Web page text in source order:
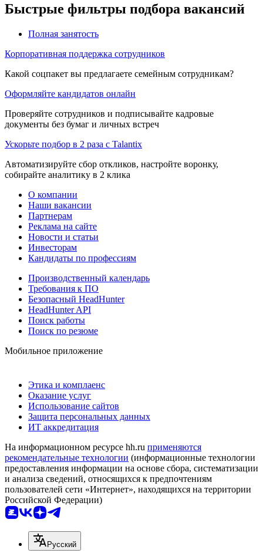
Быстрые фильтры подбора вакансий
Полная занятость
Корпоративная поддержка сотрудников
Какой соцпакет вы предлагаете семейным сотрудникам?
Оформляйте кандидатов онлайн
Проверяйте сотрудников и подписывайте кадровые
документы без бумаг и личных встреч
Ускорьте подбор в 2 раза с Talantix
Автоматизируйте сбор откликов, настройте воронку,
собирайте аналитику в 2 клика
О компании
Наши вакансии
Партнерам
Реклама на сайте
Новости и статьи
Инвесторам
Кандидаты по профессиям
Производственный календарь
Требования к ПО
Безопасный HeadHunter
HeadHunter API
Поиск работы
Поиск по резюме
Мобильное приложение
Этика и комплаенс
Оказание услуг
Использование сайтов
Защита персональных данных
ИТ аккредитация
На информационном ресурсе hh.ru применяются
рекомендательные технологии (информационные технологии
предоставления информации на основе сбора, систематизации
и анализа сведений, относящихся к предпочтениям
пользователей сети «Интернет», находящихся на территории
Российской Федерации)
Русский